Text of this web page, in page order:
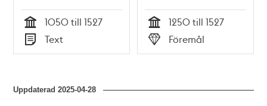
Tid
1050 till 1527
Typ
Text Tid
1250 till 1527
Typ
Föremål
Uppdaterad2025-04-28